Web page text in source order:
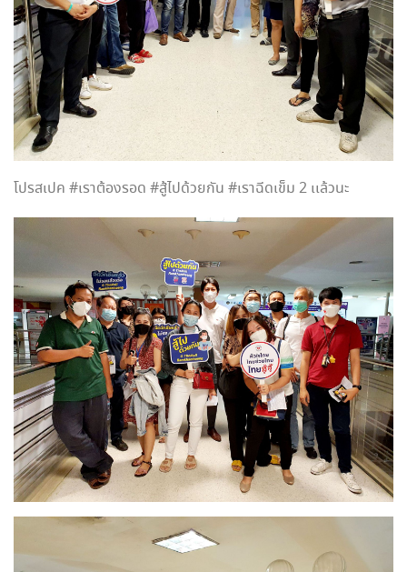
โปรสเปค #เราต้องรอด #สู้ไปด้วยกัน #เราฉีดเข็ม 2 เเล้วนะ